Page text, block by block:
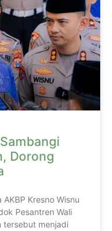
Dorong
Kresno Wisnu
Pesantren Wali
tersebut menjadi